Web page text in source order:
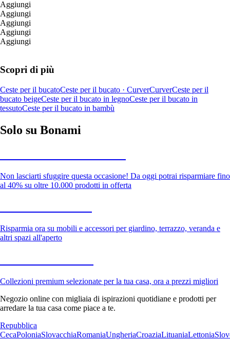
Aggiungi
Aggiungi
Aggiungi
Aggiungi
Aggiungi
Scopri di più
Ceste per il bucatoCeste per il bucato · CurverCurverCeste per il
bucato beigeCeste per il bucato in legnoCeste per il bucato in
tessutoCeste per il bucato in bambù
Solo su Bonami
Non lasciarti sfuggire questa occasione! Da oggi potrai risparmiare fino
al 40% su oltre 10.000 prodotti in offerta
Risparmia ora su mobili e accessori per giardino, terrazzo, veranda e
altri spazi all'aperto
Collezioni premium selezionate per la tua casa, ora a prezzi migliori
Negozio online con migliaia di ispirazioni quotidiane e prodotti per
arredare la tua casa come piace a te.
Repubblica
CecaPoloniaSlovacchiaRomaniaUngheriaCroaziaLituaniaLettonia